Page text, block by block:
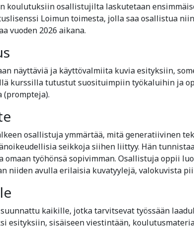
koulutuksiin osallistujilta laskutetaan
Loimun toimesta, jolla saa osallistua
vuoden 2026 aikana.
näyttäviä ja käyttövalmiita kuvia esityksiin,
kurssilla tutustut suosituimpiin työkaluihin ja
(prompteja).
osallistuja ymmärtää, mitä generatiivinen
seikkoja siihen liittyy. Hän
omaan työhönsä sopivimman. Osallistuja oppii
niiden avulla erilaisia kuvatyylejä, valokuvista
kaikille, jotka tarvitsevat työssään
esityksiin, sisäiseen viestintään,